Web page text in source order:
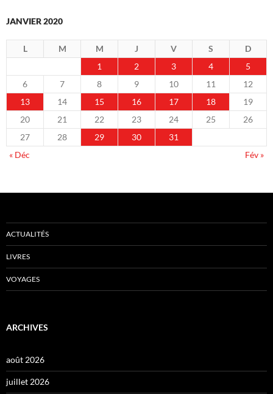
JANVIER 2020
L M M J V S
D
1
2 3 4
5
6
7 8 9 10 11
12
13
14 15 16 17 18
19
20
21 22 23 24 25
26
27
28 29 30
31
« Déc
Fév »
ACTUALITÉS
LIVRES
VOYAGES
ARCHIVES
août 2026
juillet 2026